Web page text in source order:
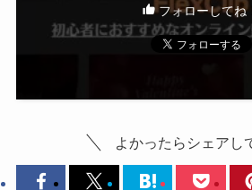
フォローしてね
よかったらシェアし